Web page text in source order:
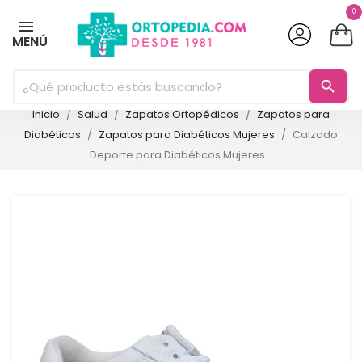
MENÚ
0
search
Inicio Salud Zapatos Ortopédicos
Zapatos para
Diabéticos
Zapatos para Diabéticos Mujeres
Calzado
Deporte para Diabéticos Mujeres